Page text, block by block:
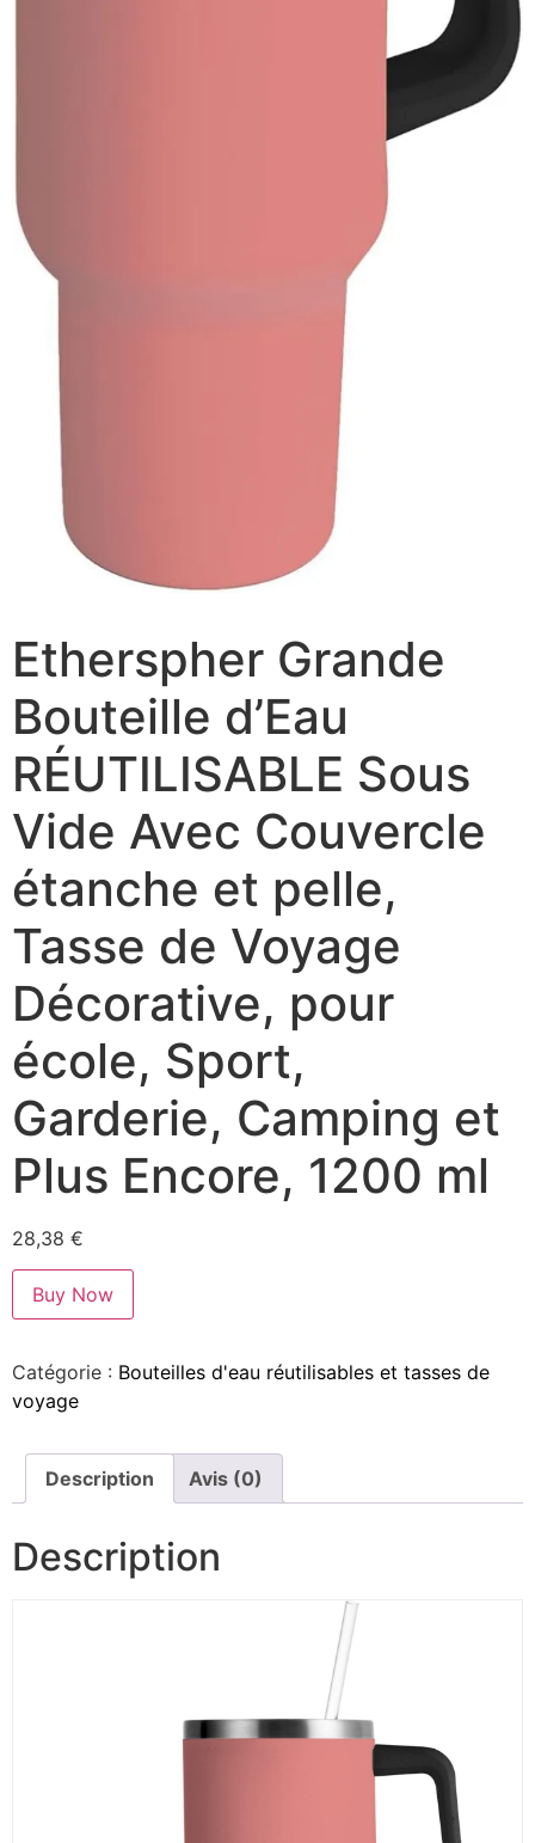
Etherspher Grande
Bouteille d’Eau
RÉUTILISABLE Sous
Vide Avec Couvercle
étanche et pelle,
Tasse de Voyage
Décorative, pour
école, Sport,
Garderie, Camping et
Plus Encore, 1200 ml
28,38 €
Buy Now
Catégorie : Bouteilles d'eau réutilisables et tasses de
voyage
Description Avis (0)
Description